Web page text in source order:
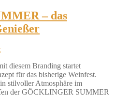
– das
diesem Branding startet
für das bisherige Weinfest.
stilvoller Atmosphäre im
der GÖCKLINGER SUMMER